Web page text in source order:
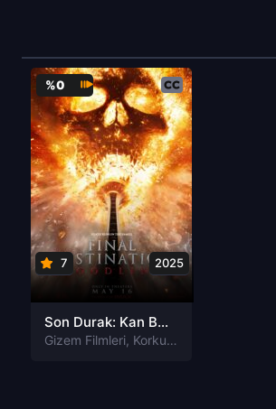
%0
7 2025
Son Durak: Kan Bağı Türkçe Altyazılı izle
Gizem Filmleri, Korku Filmleri